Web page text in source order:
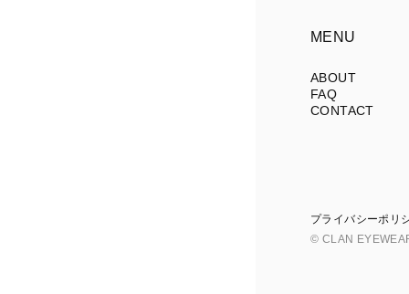
MENU
ABOUT
FAQ
CONTACT
プライバシーポリ
© CLAN